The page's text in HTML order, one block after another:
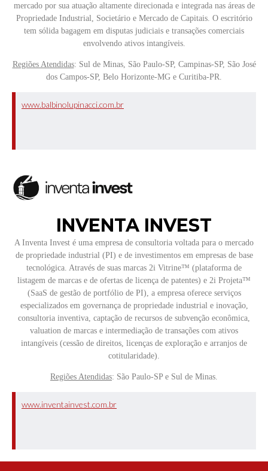
mercado por sua atuação altamente direcionada e integrada nas áreas de
Propriedade Industrial, Societário e Mercado de Capitais. O escritório
tem sólida bagagem em disputas judiciais e transações comerciais
envolvendo ativos intangíveis.
Regiões Atendidas: Sul de Minas, São Paulo-SP, Campinas-SP, São José
dos Campos-SP, Belo Horizonte-MG e Curitiba-PR.
www.balbinolupinacci.com.br
INVENTA INVEST
A Inventa Invest é uma empresa de consultoria voltada para o mercado
de propriedade industrial (PI) e de investimentos em empresas de base
tecnológica. Através de suas marcas 2i Vitrine™ (plataforma de
listagem de marcas e de ofertas de licença de patentes) e 2i Projeta™
(SaaS de gestão de portfólio de PI), a empresa oferece serviços
especializados em governança de propriedade industrial e inovação,
consultoria inventiva, captação de recursos de subvenção econômica,
valuation de marcas e intermediação de transações com ativos
intangíveis (cessão de direitos, licenças de exploração e arranjos de
cotitularidade).
Regiões Atendidas: São Paulo-SP e Sul de Minas.
www.inventainvest.com.br